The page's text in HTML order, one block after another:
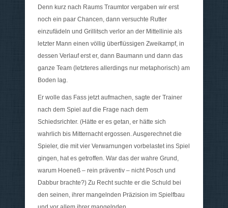
Denn kurz nach Raums Traumtor vergaben wir erst
noch ein paar Chancen, dann versuchte Rutter
einzufädeln und Grillitsch verlor an der Mittellinie als
letzter Mann einen völlig überflüssigen Zweikampf, in
dessen Verlauf erst er, dann Baumann und dann das
ganze Team (letzteres allerdings nur metaphorisch) am
Boden lag.
Er wolle das Fass jetzt aufmachen, sagte der Trainer
nach dem Spiel auf die Frage nach dem
Schiedsrichter. (Hätte er es getan, er hätte sich
wahrlich bis Mitternacht ergossen. Ausgerechnet die
Spieler, die mit vier Verwarnungen vorbelastet ins Spiel
gingen, hat es getroffen. War das der wahre Grund,
warum Hoeneß – rein präventiv – nicht Posch und
Dabbur brachte?) Zu Recht suchte er die Schuld bei
den seinen, ihrer mangelnden Präzision im Spielfbau